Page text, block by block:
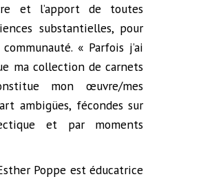
et l’apport de toutes
substantielles, pour
« Parfois j’ai
ma collection de carnets
mon œuvre/mes
ambigües, fécondes sur
et par moments
Poppe est éducatrice